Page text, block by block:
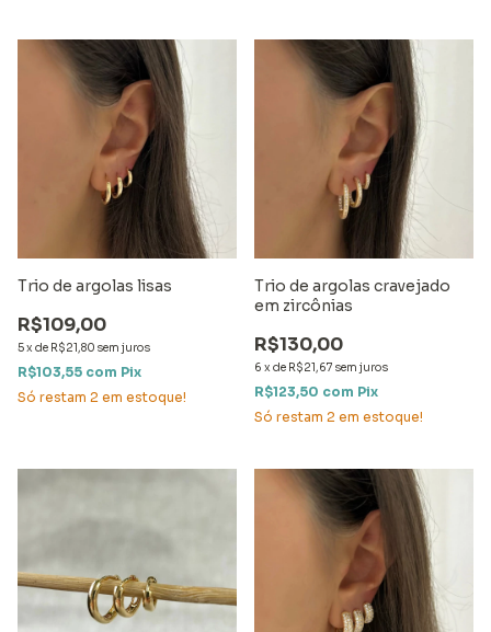
Trio de argolas lisas
R$109,00
5x de R$21,80 sem juros
R$103,55 com Pix
Só restam 2 em estoque!
Trio de argolas cravejado
em zircônias
R$130,00
6 x de R$21,67 sem juros
R$123,50 com Pix
Só restam 2 em estoque!